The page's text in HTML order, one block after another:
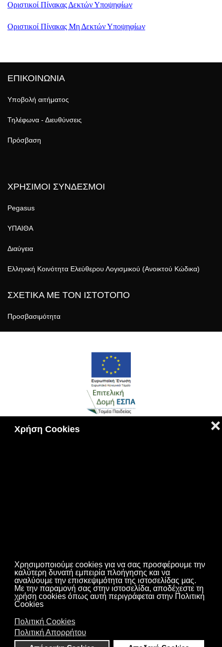
Χρήση Cookies
Χρησιμοποιούμε cookies για να σας προσφέρουμε την
καλύτερη δυνατή εμπειρία πλοήγησης και να
αναλύουμε την επισκεψιμότητα της ιστοσελίδας μας.
Με την παραμονή σας στην ιστοσελίδα, αποδέχεστε τη
χρήση cookies όπως αυτή περιγράφεται στην Πολιτική
Cookies
Πολιτική Cookies
Πολιτική Απορρήτου
❌
Οριστικοί Πίνακας Δεκτών Υποψηφίων
Οριστικοί Πίνακας Μη Δεκτών Υποψηφίων
ΕΠΙΚΟΙΝΩΝΙΑ
Υποβολή αιτήματος
Τηλέφωνα - Διευθύνσεις
Πρόσβαση
ΧΡΗΣΙΜΟΙ ΣΥΝΔΕΣΜΟΙ
Pegasus
ΥΠΑΙΘΑ
Διαύγεια
Ελληνική Κοινότητα Ελεύθερου Λογισμικού (Ανοικτού Κώδικα)
ΣΧΕΤΙΚΑ ΜΕ ΤΟΝ ΙΣΤΟΤΟΠΟ
Προσβασιμότητα
ΕΚΠΑΙΔΕΥΣΗΣ,ΚΑΤΑΡΤΙΣΗΣ,ΔΙΑ ΒΙΟΥ ΜΑΘΗΣΗΣ ΚΑΙ
ΝΕΟΛΑΙΑΣ
Σχεδίαση - Ανάπτυξη Ιστοτόπου Τμήμα Α΄ Ηλεκτρονικής
Ενημέρωσης του Πολίτη
Αρχή σελίδας